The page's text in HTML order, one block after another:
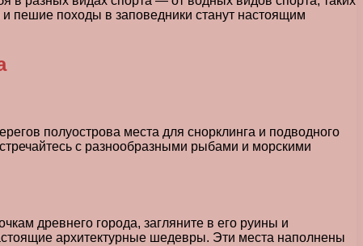
пешие походы в заповедники станут настоящим
полуострова места для снорклинга и подводного
с разнообразными рыбами и морскими
древнего города, загляните в его руины и
архитектурные шедевры. Эти места наполнены